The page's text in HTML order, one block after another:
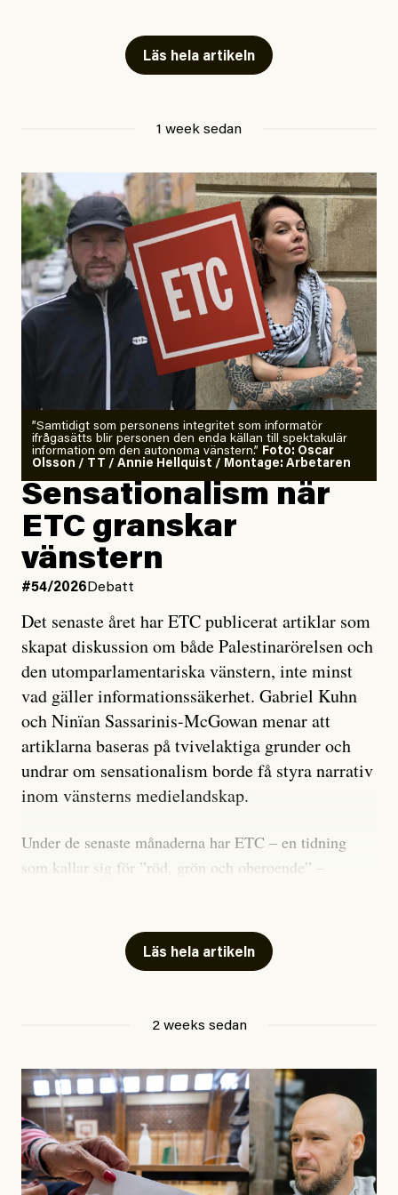
Läs hela artikeln
1 week sedan
”Samtidigt som personens integritet som informatör
ifrågasätts blir personen den enda källan till spektakulär
information om den autonoma vänstern.” Foto: Oscar
Olsson / TT / Annie Hellquist / Montage: Arbetaren
Sensationalism när
ETC granskar
vänstern
#54/2026 Debatt
Det senaste året har ETC publicerat artiklar som
skapat diskussion om både Palestinarörelsen och
den utomparlamentariska vänstern, inte minst
vad gäller informationssäkerhet. Gabriel Kuhn
och Ninïan Sassarinis-McGowan menar att
artiklarna baseras på tvivelaktiga grunder och
undrar om sensationalism borde få styra narrativ
inom vänsterns medielandskap.
Under de senaste månaderna har ETC – en tidning
som kallar sig för ”röd, grön och oberoende” –
skriver för? Vad betyder det att vara en ”röd, grön och
oberoende” tidning? Och vad är egentligen bra
utpekas som israelisk infiltratör”. Enligt ingressen
handlar artikeln om en person vars ”bakgrund skapar
splittring och oro i rörelsen”. Problemet är att artikeln
skapar betydligt mer oro i palestinarörelsen – och den
oberoende vänstern – än den porträtterade personen
Läs hela artikeln
2 weeks sedan